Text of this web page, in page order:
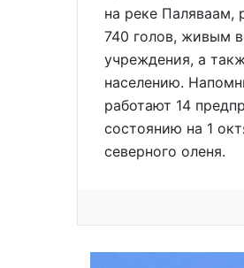
на реке Паляваам,
740 голов, живым
учреждения, а
населению.
работают 14
состоянию на 1
северного оленя.